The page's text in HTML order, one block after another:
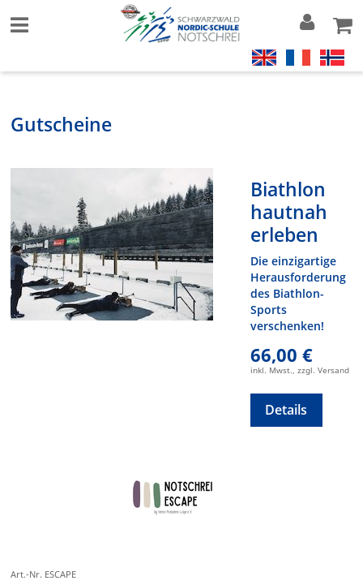
Gutscheine
Biathlon
hautnah
erleben
Die einzigartige
Herausforderung
des Biathlon-
Sports
verschenken!
66,00 €
inkl. Mwst., zzgl. Versand
Details
Art.-Nr. ESCAPE